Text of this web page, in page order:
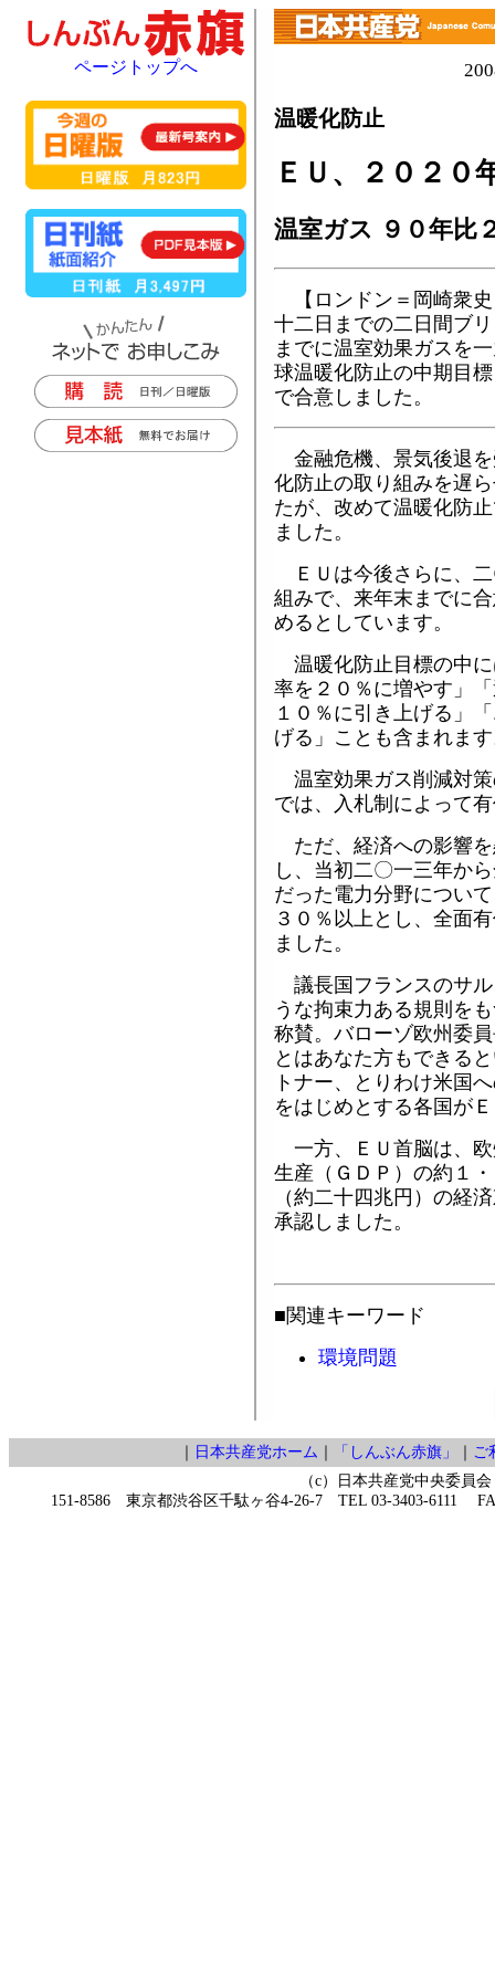
温暖化防止
ＥＵ、２０２０
温室ガス ９０年比
【ロンドン＝岡崎衆
十二日までの二日間ブ
までに温室効果ガスを
球温暖化防止の中期目
で合意しました。
金融危機、景気後退
化防止の取り組みを遅
たが、改めて温暖化防
ました。
ＥＵは今後さらに、
組みで、来年末までに
めるとしています。
温暖化防止目標の中
率を２０％に増やす」
１０％に引き上げる」
げる」ことも含まれま
温室効果ガス削減対
では、入札制によって
ただ、経済への影響
し、当初二〇一三年か
だった電力分野につい
３０％以上とし、全面
ました。
議長国フランスのサ
うな拘束力ある規則を
称賛。バローゾ欧州委
とはあなた方もできる
トナー、とりわけ米国
をはじめとする各国が
一方、ＥＵ首脳は、
生産（ＧＤＰ）の約１
（約二十四兆円）の経
承認しました。
■関連キーワード
環境問題
ページトップへ
日本共産党ホーム 「しんぶん赤旗」
ご
（c）日本共産党中央委員会
151-8586 東京都渋谷区千駄ヶ谷4-26-7 TEL 03-3403-6111